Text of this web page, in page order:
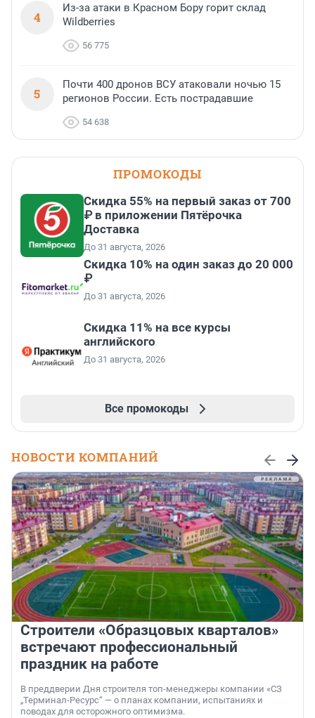
4
Из-за атаки в Красном Бору горит склад
Wildberries
56 775
5
Почти 400 дронов ВСУ атаковали ночью 15
регионов России. Есть пострадавшие
54 638
ПРОМОКОДЫ
Скидка 55% на первый заказ от 700
₽ в приложении Пятёрочка
Доставка
До 31 августа, 2026
Скидка 10% на один заказ до 20 000
₽
До 31 августа, 2026
Скидка 11% на все курсы
английского
До 31 августа, 2026
Все промокоды
НОВОСТИ КОМПАНИЙ
Строители «Образцовых кварталов»
встречают профессиональный
праздник на работе
В преддверии Дня строителя топ-менеджеры компании «СЗ
„Терминал-Ресурс“ — о планах компании, испытаниях и
поводах для осторожного оптимизма.